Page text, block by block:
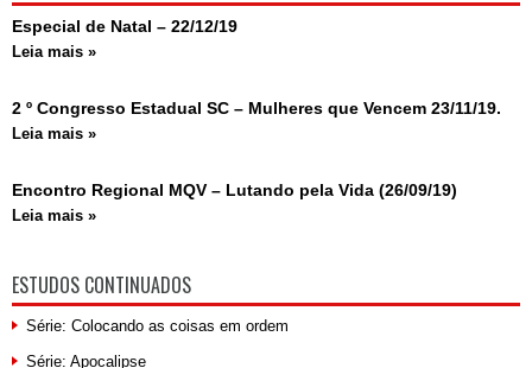
Especial de Natal – 22/12/19
Leia mais »
2 º Congresso Estadual SC – Mulheres que Vencem 23/11/19.
Leia mais »
Encontro Regional MQV – Lutando pela Vida (26/09/19)
Leia mais »
ESTUDOS CONTINUADOS
Série: Colocando as coisas em ordem
Série: Apocalipse